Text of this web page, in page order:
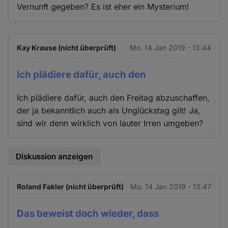
Vernunft gegeben? Es ist eher ein Mysterium!
Kay Krause (nicht überprüft) Mo. 14 Jan 2019 - 13:44
Ich plädiere dafür, auch den
Ich plädiere dafür, auch den Freitag abzuschaffen,
der ja bekanntlich auch als Unglückstag gilt! Ja,
sind wir denn wirklich von lauter Irren umgeben?
Diskussion anzeigen
Roland Fakler (nicht überprüft) Mo. 14 Jan 2019 - 13:47
Das beweist doch wieder, dass